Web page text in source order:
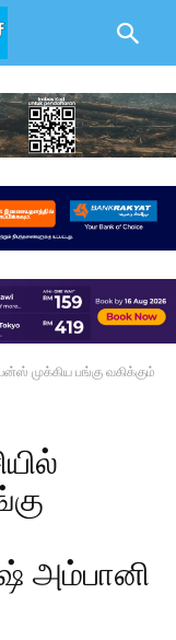
முக்கிய பங்கு வகிக்கும்
அம்பானி